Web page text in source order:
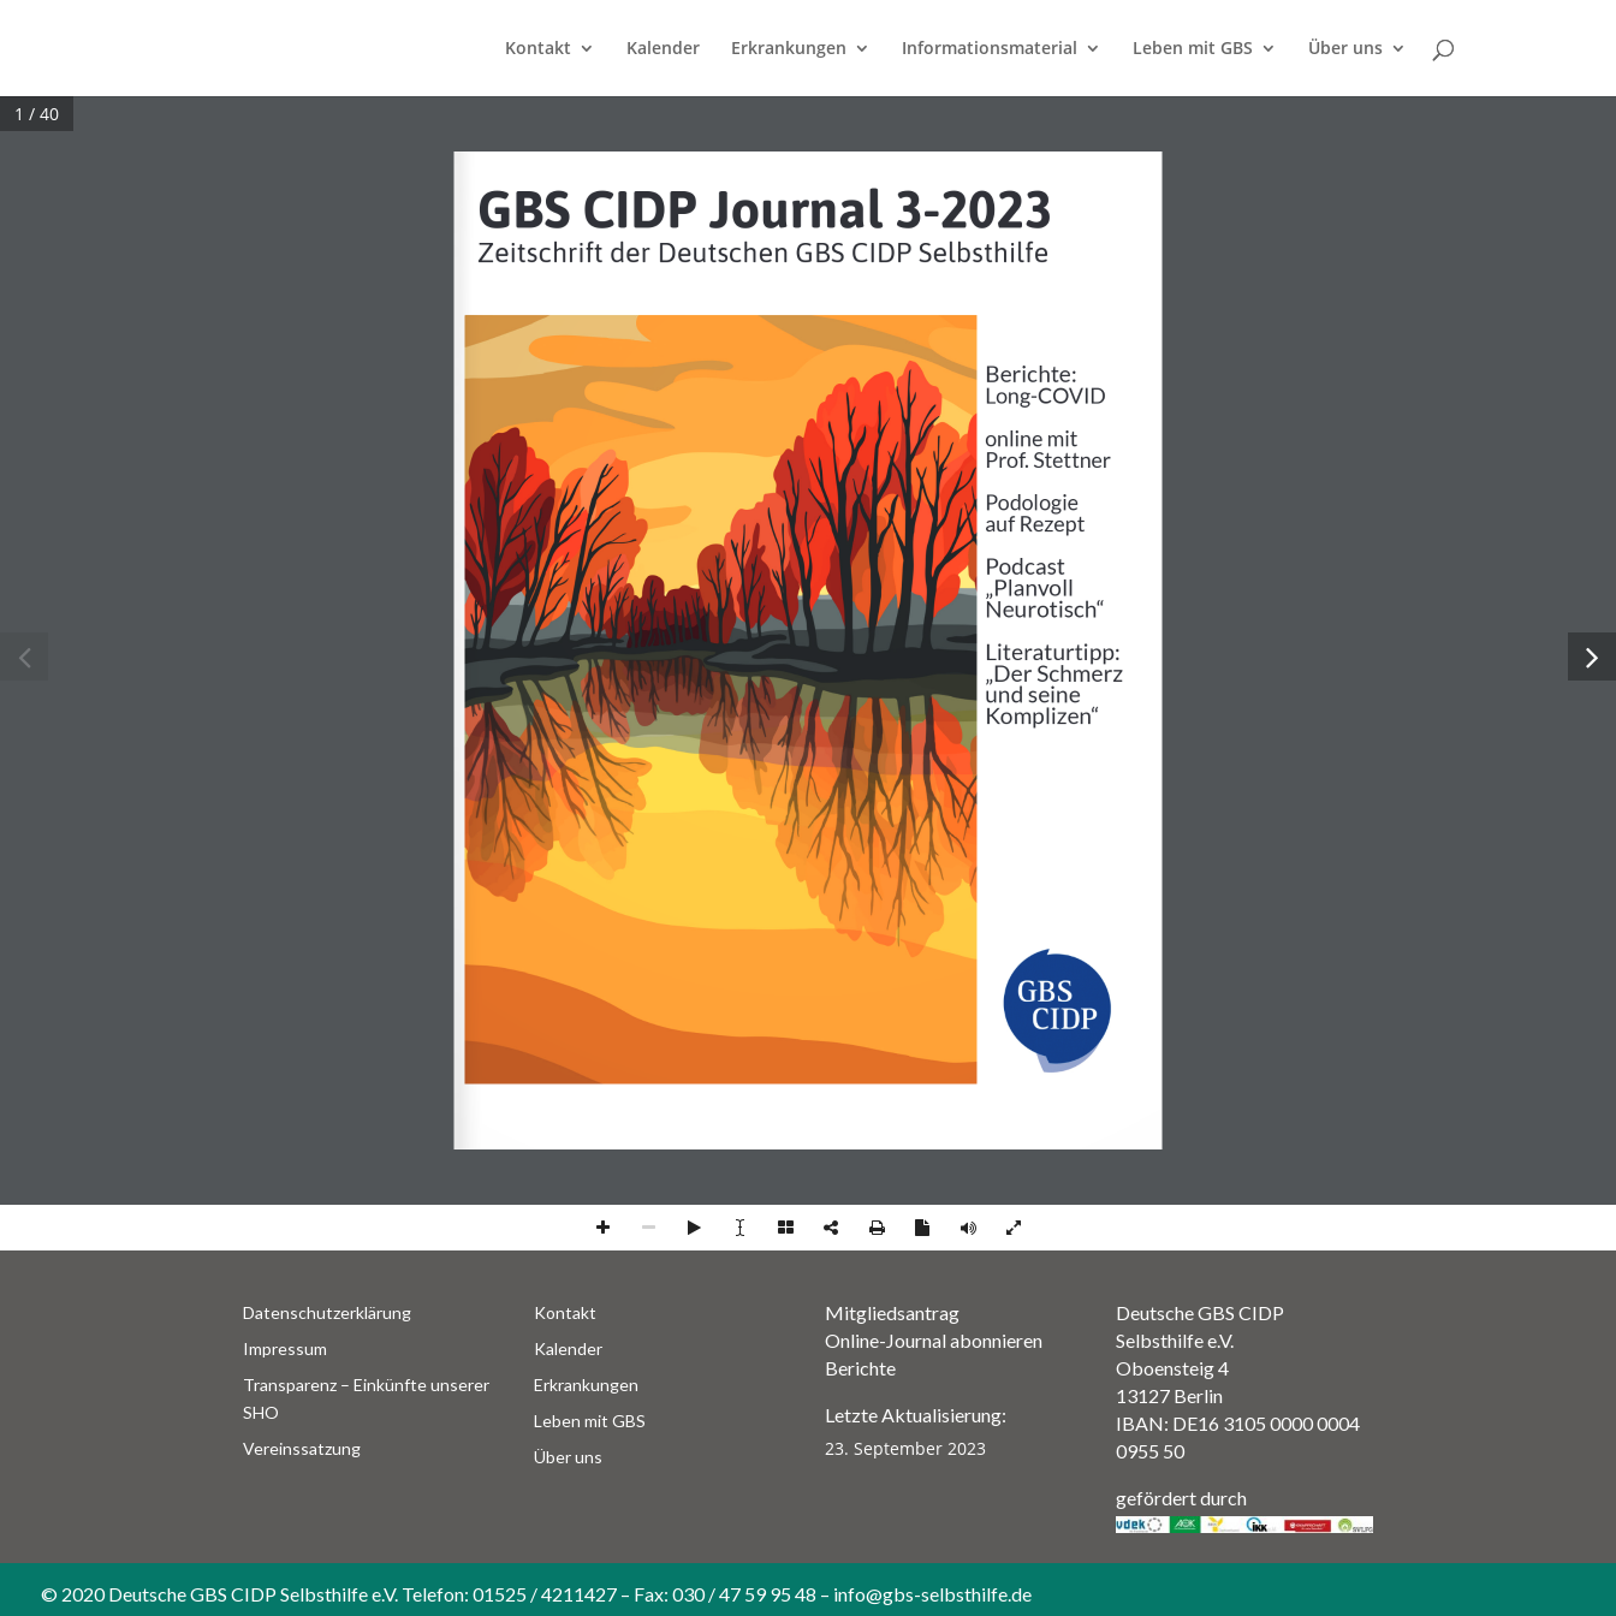
Kontakt Kalender Erkrankungen Informationsmaterial Leben mit GBS Über uns
GBS CIDP Journal 3-2023
Zeitschrift der Deutschen GBS CIDP Selbsthilfe
Berichte:Long-COVID
online mitProf. Stettner
Podologieauf Rezept
Podcast„Planvoll Neurotisch“
Literaturtipp:„Der Schmerzund seineKomplizen“
1 / 40
Datenschutzerklärung
Impressum
Transparenz – Einkünfte unserer
SHO
Vereinssatzung
Kontakt
Kalender
Erkrankungen
Leben mit GBS
Über uns
Mitgliedsantrag
Online-Journal abonnieren
Berichte
Letzte Aktualisierung:
23. September 2023
Deutsche GBS CIDP
Selbsthilfe e.V.
Oboensteig 4
13127 Berlin
IBAN: DE16 3105 0000 0004
0955 50
gefördert durch
© 2020 Deutsche GBS CIDP Selbsthilfe e.V. Telefon: 01525 / 4211427 – Fax: 030 / 47 59 95 48 – info@gbs-selbsthilfe.de